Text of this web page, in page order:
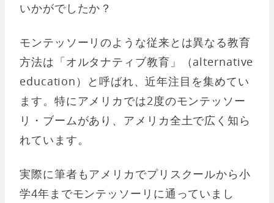
いかがでしたか？
モンテッソーリのような従来とは異なる教育
方法は「オルタナティブ教育」（alternative
education）と呼ばれ、近年注目を集めてい
ます。特にアメリカでは2度のモンテッソー
リ・ブームがあり、アメリカ全土で広く知ら
れています。
実際に筆者もアメリカでプリスクールから小
学4年までモンテッソーリに通っていまし